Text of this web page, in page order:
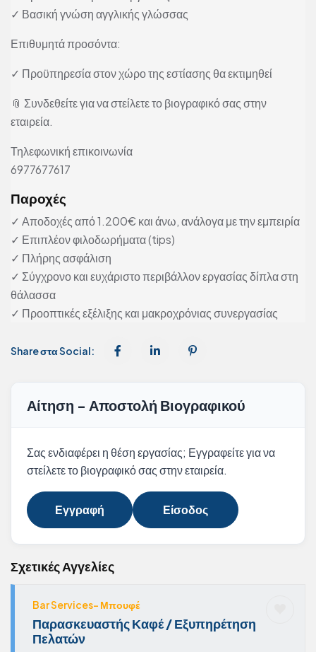
✓ Βασική γνώση αγγλικής γλώσσας
Επιθυμητά προσόντα:
✓ Προϋπηρεσία στον χώρο της εστίασης θα εκτιμηθεί
📎 Συνδεθείτε για να στείλετε το βιογραφικό σας στην
εταιρεία.
Τηλεφωνική επικοινωνία
6977677617
Παροχές
✓ Αποδοχές από 1.200€ και άνω, ανάλογα με την εμπειρία
✓ Επιπλέον φιλοδωρήματα (tips)
✓ Πλήρης ασφάλιση
✓ Σύγχρονο και ευχάριστο περιβάλλον εργασίας δίπλα στη
θάλασσα
✓ Προοπτικές εξέλιξης και μακροχρόνιας συνεργασίας
Share στα Social:
Αίτηση - Αποστολή Βιογραφικού
Σας ενδιαφέρει η θέση εργασίας; Εγγραφείτε για να
στείλετε το βιογραφικό σας στην εταιρεία.
Εγγραφή Είσοδος
Σχετικές Αγγελίες
Bar Services- Μπουφέ
Παρασκευαστής Καφέ / Εξυπηρέτηση
Πελατών